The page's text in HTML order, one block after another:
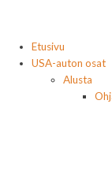
Etusivu
USA-auton osat
Alusta